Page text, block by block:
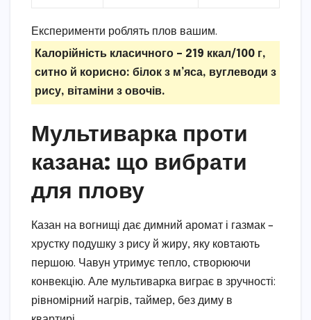
Експерименти роблять плов вашим.
Калорійність класичного – 219 ккал/100 г,
ситно й корисно: білок з м’яса, вуглеводи з
рису, вітаміни з овочів.
Мультиварка проти
казана: що вибрати
для плову
Казан на вогнищі дає димний аромат і газмак –
хрустку подушку з рису й жиру, яку ковтають
першою. Чавун утримує тепло, створюючи
конвекцію. Але мультиварка виграє в зручності:
рівномірний нагрів, таймер, без диму в